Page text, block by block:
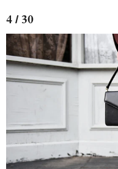
4 / 30